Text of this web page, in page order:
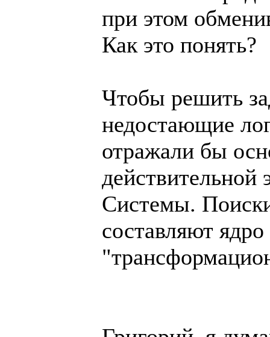
при этом
Как это понять?
Чтобы решить
недостающие
отражали бы
Системы.
составляют